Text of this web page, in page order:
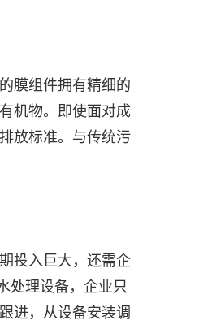
膜组件拥有精细的
机物。即使面对成
放标准。与传统污
投入巨大，还需企
处理设备，企业只
进，从设备安装调